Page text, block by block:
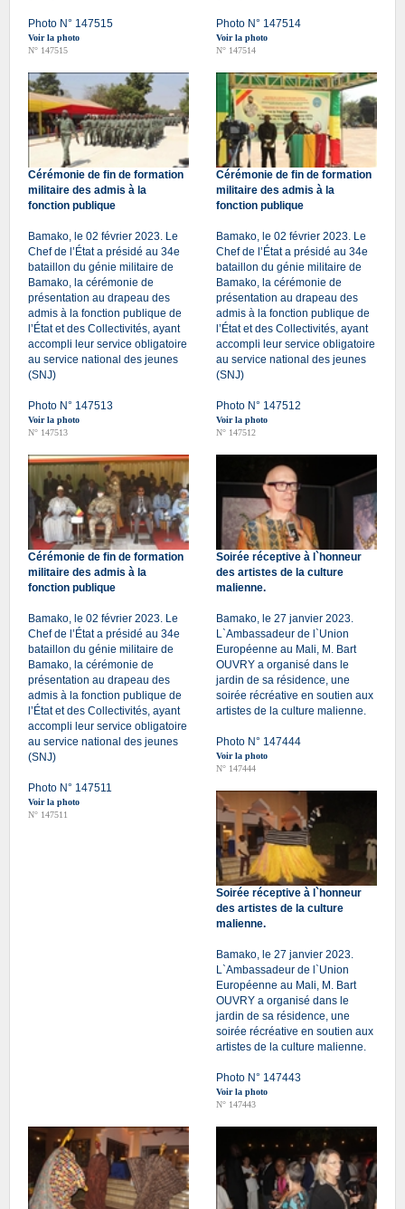
Photo N° 147515
Voir la photo
N° 147515
Photo N° 147514
Voir la photo
N° 147514
Cérémonie de fin de formation
militaire des admis à la
fonction publique
Bamako, le 02 février 2023. Le
Chef de l’État a présidé au 34e
bataillon du génie militaire de
Bamako, la cérémonie de
présentation au drapeau des
admis à la fonction publique de
l’État et des Collectivités, ayant
accompli leur service obligatoire
au service national des jeunes
(SNJ)
Photo N° 147513
Voir la photo
N° 147513
Cérémonie de fin de formation
militaire des admis à la
fonction publique
Bamako, le 02 février 2023. Le
Chef de l’État a présidé au 34e
bataillon du génie militaire de
Bamako, la cérémonie de
présentation au drapeau des
admis à la fonction publique de
l’État et des Collectivités, ayant
accompli leur service obligatoire
au service national des jeunes
(SNJ)
Photo N° 147512
Voir la photo
N° 147512
Cérémonie de fin de formation
militaire des admis à la
fonction publique
Bamako, le 02 février 2023. Le
Chef de l’État a présidé au 34e
bataillon du génie militaire de
Bamako, la cérémonie de
présentation au drapeau des
admis à la fonction publique de
l’État et des Collectivités, ayant
accompli leur service obligatoire
au service national des jeunes
(SNJ)
Photo N° 147511
Voir la photo
N° 147511
Soirée réceptive à l`honneur
des artistes de la culture
malienne.
Bamako, le 27 janvier 2023.
L`Ambassadeur de l`Union
Européenne au Mali, M. Bart
OUVRY a organisé dans le
jardin de sa résidence, une
soirée récréative en soutien aux
artistes de la culture malienne.
Photo N° 147444
Voir la photo
N° 147444
Soirée réceptive à l`honneur
des artistes de la culture
malienne.
Bamako, le 27 janvier 2023.
L`Ambassadeur de l`Union
Européenne au Mali, M. Bart
OUVRY a organisé dans le
jardin de sa résidence, une
soirée récréative en soutien aux
artistes de la culture malienne.
Photo N° 147443
Voir la photo
N° 147443